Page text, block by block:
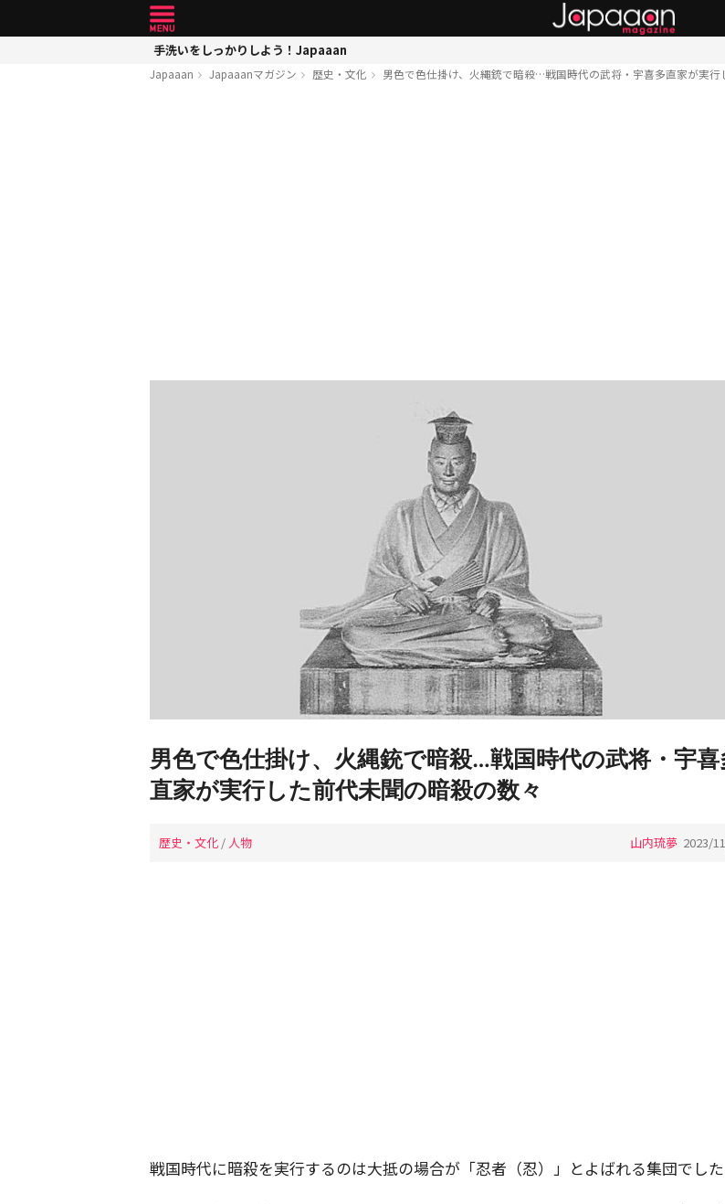
手洗いをしっかりしよう！Japaaan
Japaaan Japaaanマガジン 歴史・文化 男色で色仕掛け、火縄銃で暗殺…戦国時代の武将・宇喜多直家が実行
男色で色仕掛け、火縄銃で暗殺…戦国時代の武将・宇喜
直家が実行した前代未聞の暗殺の数々
歴史・文化 / 人物 山内琉夢 2023/
戦国時代に暗殺を実行するのは大抵の場合が「忍者（忍）」とよばれる集団でした